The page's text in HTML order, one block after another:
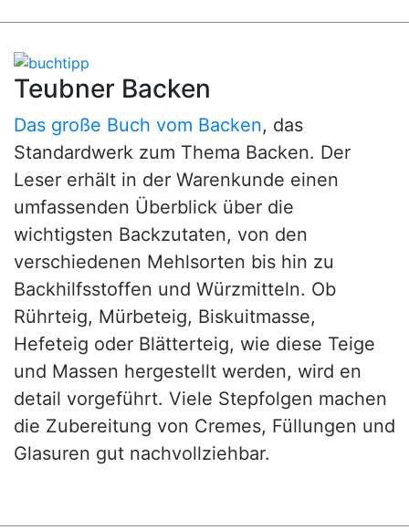
Teubner Backen
Das große Buch vom Backen, das
Standardwerk zum Thema Backen. Der
Leser erhält in der Warenkunde einen
umfassenden Überblick über die
wichtigsten Backzutaten, von den
verschiedenen Mehlsorten bis hin zu
Backhilfsstoffen und Würzmitteln. Ob
Rührteig, Mürbeteig, Biskuitmasse,
Hefeteig oder Blätterteig, wie diese Teige
und Massen hergestellt werden, wird en
detail vorgeführt. Viele Stepfolgen machen
die Zubereitung von Cremes, Füllungen und
Glasuren gut nachvollziehbar.